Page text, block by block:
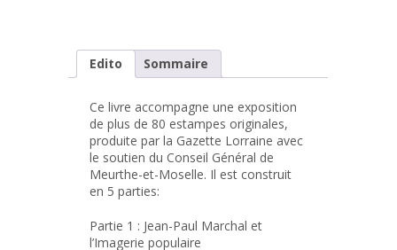
Edito Sommaire
Ce livre accompagne une exposition
de plus de 80 estampes originales,
produite par la Gazette Lorraine avec
le soutien du Conseil Général de
Meurthe-et-Moselle. Il est construit
en 5 parties:
Partie 1 : Jean-Paul Marchal et
l’Imagerie populaire